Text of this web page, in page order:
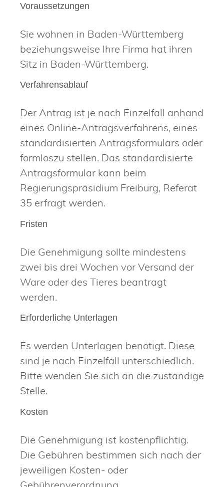
Voraussetzungen
Sie wohnen in Baden-Württemberg
beziehungsweise Ihre Firma hat ihren
Sitz in Baden-Württemberg.
Verfahrensablauf
Der Antrag ist je nach Einzelfall anhand
eines Online-Antragsverfahrens, eines
standardisierten Antragsformulars oder
formloszu stellen. Das standardisierte
Antragsformular kann beim
Regierungspräsidium Freiburg, Referat
35 erfragt werden.
Fristen
Die Genehmigung sollte mindestens
zwei bis drei Wochen vor Versand der
Ware oder des Tieres beantragt
werden.
Erforderliche Unterlagen
Es werden Unterlagen benötigt. Diese
sind je nach Einzelfall unterschiedlich.
Bitte wenden Sie sich an die zuständige
Stelle.
Kosten
Die Genehmigung ist kostenpflichtig.
Die Gebühren bestimmen sich nach der
jeweiligen Kosten- oder